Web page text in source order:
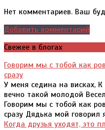
Нет комментариев. Ваш
Добавить комментарий
Свежее в блогах
Говорим мы с тобой как
сразу
У меня седина на висках,
вечно такой молодой
Говорим мы с тобой как
сразу Дядька мой говорил
Когда друзья уходят, это